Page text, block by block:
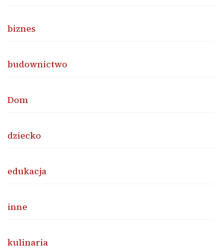
biznes
budownictwo
Dom
dziecko
edukacja
inne
kulinaria